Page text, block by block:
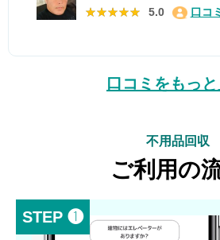
★★★★★
★★★★★ 5.0 口コミ
口コミをもっ
不用品回収
ご利用の
STEP ❶